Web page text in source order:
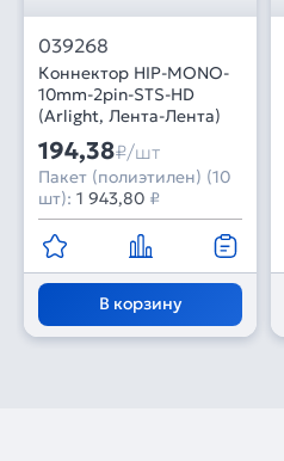
039268
Коннектор HIP-MONO-
10mm-2pin-STS-HD
(Arlight, Лента-Лента)
194,38₽/шт
Пакет (полиэтилен) (10
шт): 1 943,80 ₽
В корзину